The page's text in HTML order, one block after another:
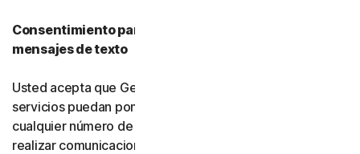
Consentimiento para llamadas telefónicas y
mensajes de texto
Usted acepta que Gen, sus filiales y sus proveedores de
servicios puedan ponerse en contacto con usted en
cualquier número de teléfono que nos proporcione para
realizar comunicaciones informativas relacionadas con